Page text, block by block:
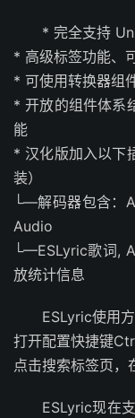
* 完全支持
* 高级标签功能、
* 可使用转换器组
* 开放的组件体系
能
* 汉化版加入以下
装）
└—解码器包含：
Audio
└—ESLyric歌词,
放统计信息
ESLyric使用方
打开配置快捷键
点击搜索标签页，
ESLyric现在